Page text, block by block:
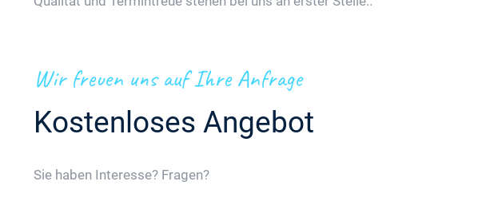
Wir freuen uns auf Ihre Anfrage
Kostenloses Angebot
Sie haben Interesse? Fragen?